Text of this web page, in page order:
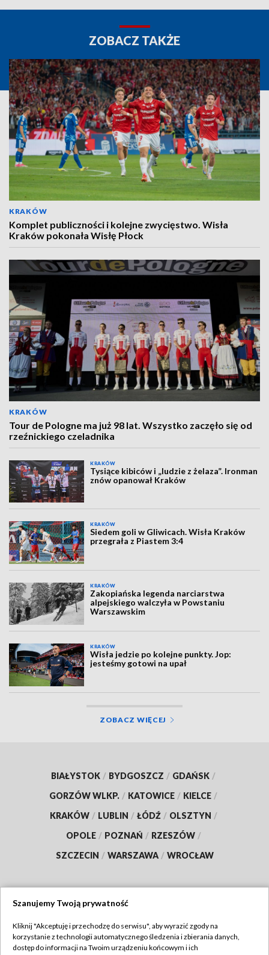
ZOBACZ TAKŻE
KRAKÓW
Komplet publiczności i kolejne zwycięstwo. Wisła
Kraków pokonała Wisłę Płock
KRAKÓW
Tour de Pologne ma już 98 lat. Wszystko zaczęło się od
rzeźnickiego czeladnika
KRAKÓW
Tysiące kibiców i „ludzie z żelaza”. Ironman
znów opanował Kraków
KRAKÓW
Siedem goli w Gliwicach. Wisła Kraków
przegrała z Piastem 3:4
KRAKÓW
Zakopiańska legenda narciarstwa
alpejskiego walczyła w Powstaniu
Warszawskim
KRAKÓW
Wisła jedzie po kolejne punkty. Jop:
jesteśmy gotowi na upał
ZOBACZ WIĘCEJ
BIAŁYSTOK / BYDGOSZCZ / GDAŃSK /
GORZÓW WLKP. / KATOWICE / KIELCE /
KRAKÓW / LUBLIN / ŁÓDŹ / OLSZTYN /
OPOLE / POZNAŃ / RZESZÓW /
SZCZECIN / WARSZAWA / WROCŁAW
TVP
Szanujemy Twoją prywatność
Kliknij "Akceptuję i przechodzę do serwisu", aby wyrazić zgody na
korzystanie z technologii automatycznego śledzenia i zbierania danych,
dostęp do informacji na Twoim urządzeniu końcowym i ich